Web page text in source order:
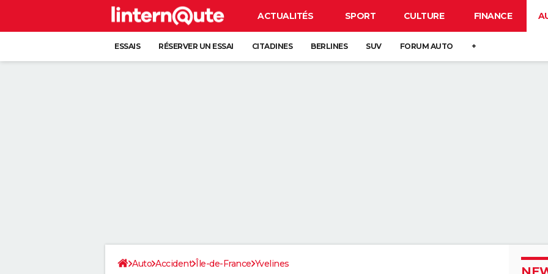
ACTUALITÉS SPORT CULTURE FINANCE
ESSAIS RÉSERVER UN ESSAI CITADINES BERLINES SUV FORUM AUTO +
Auto Accident Île-de-France Yvelines